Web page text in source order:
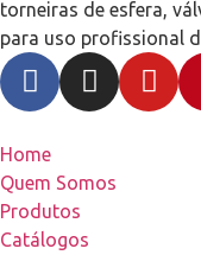
torneiras de esfera,
para uso profissional
Home
Quem Somos
Produtos
Catálogos